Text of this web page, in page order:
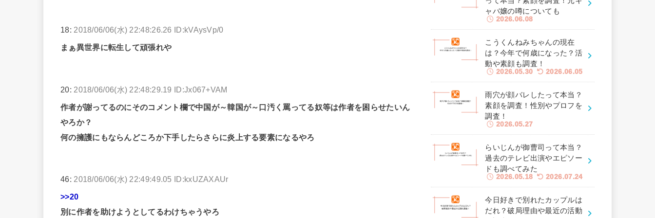
18: 2018/06/06(水) 22:48:26.26 ID:kVAysVp/0
まぁ異世界に転生して頑張れや
20: 2018/06/06(水) 22:48:29.19 ID:Jx067+VAM
作者が謝ってるのにそのコメント欄で中国が～韓国が～口汚く罵ってる奴等は作者を困らせたいん
やろか？
何の擁護にもならんどころか下手したらさらに炎上する要素になるやろ
46: 2018/06/06(水) 22:49:49.05 ID:kxUZAXAUr
>>20
別に作者を助けようとしてるわけちゃうやろ
ャバ嬢の噂についても
2026.06.08
こうくんねみちゃんの現在
は？今年で何歳になった？活
動や素顔も調査！
2026.05.30 2026.06.05
雨穴が顔バレしたって本当？
素顔を調査！性別やプロフを
調査！
2026.05.27
らいじんが御曹司って本当？
過去のテレビ出演やエピソー
ドも調べてみた
2026.05.18 2026.07.24
今日好きで別れたカップルは
だれ？破局理由や最近の活動